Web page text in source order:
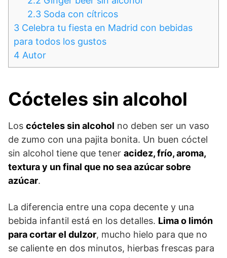
2.3 Soda con cítricos
3 Celebra tu fiesta en Madrid con bebidas
para todos los gustos
4 Autor
Cócteles sin alcohol
Los cócteles sin alcohol no deben ser un vaso
de zumo con una pajita bonita. Un buen cóctel
sin alcohol tiene que tener acidez, frío, aroma,
textura y un final que no sea azúcar sobre
azúcar.
La diferencia entre una copa decente y una
bebida infantil está en los detalles. Lima o limón
para cortar el dulzor, mucho hielo para que no
se caliente en dos minutos, hierbas frescas para